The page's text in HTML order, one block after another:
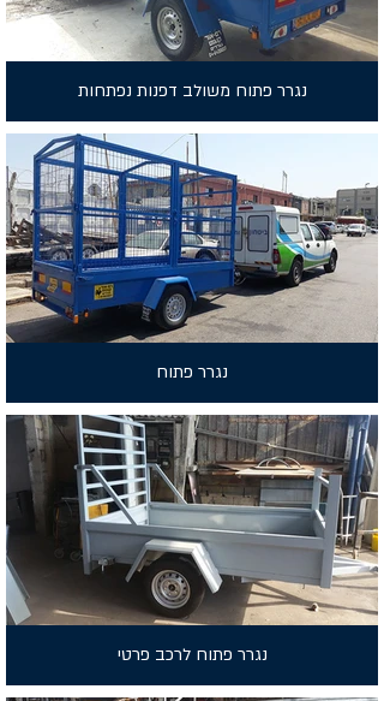
נגרר פתוח משולב דפנות נפתחות
נגרר פתוח
נגרר פתוח לרכב פרטי